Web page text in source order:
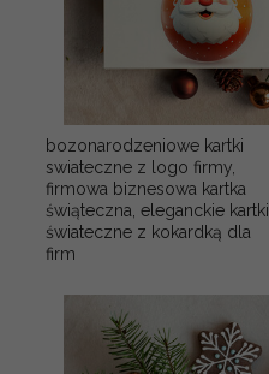
bozonarodzeniowe kartki
swiateczne z logo firmy,
firmowa biznesowa kartka
świąteczna, eleganckie kartki
świateczne z kokardką dla
firm